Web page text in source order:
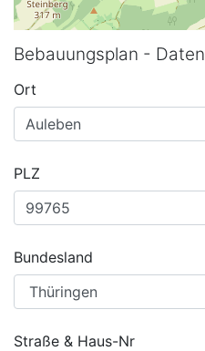
Bebauungsplan - Daten
Ort
PLZ
Bundesland
Straße & Haus-Nr